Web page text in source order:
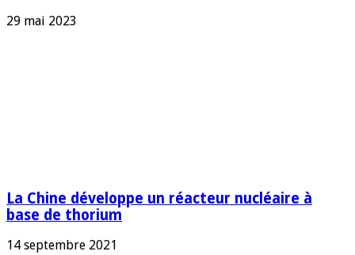
29 mai 2023
La Chine développe un réacteur nucléaire à
base de thorium
14 septembre 2021